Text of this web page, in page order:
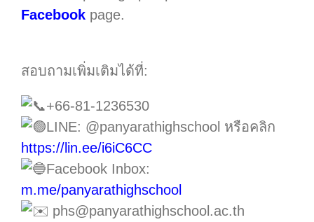
Facebook page.
สอบถามเพิ่มเติมได้ที่:
+66-81-1236530
LINE: @panyarathighschool หรือคลิก
https://lin.ee/i6iC6CC
Facebook Inbox:
m.me/panyarathighschool
phs@panyarathighschool.ac.th